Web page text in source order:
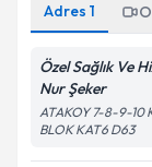
Adres 1
Özel Sağlık Ve
Nur Şeker
ATAKOY 7-8-9-10
BLOK KAT6 D63